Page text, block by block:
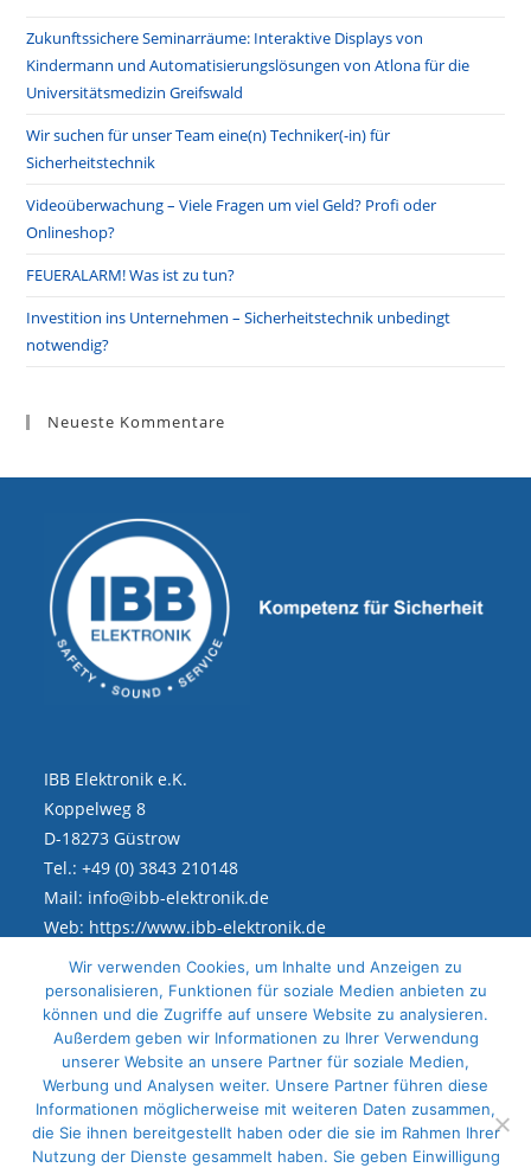
Zukunftssichere Seminarräume: Interaktive Displays von
Kindermann und Automatisierungslösungen von Atlona für die
Universitätsmedizin Greifswald
Wir suchen für unser Team eine(n) Techniker(-in) für
Sicherheitstechnik
Videoüberwachung – Viele Fragen um viel Geld? Profi oder
Onlineshop?
FEUERALARM! Was ist zu tun?
Investition ins Unternehmen – Sicherheitstechnik unbedingt
notwendig?
Neueste Kommentare
IBB Elektronik e.K.
Koppelweg 8
D-18273 Güstrow
Tel.: +49 (0) 3843 210148
Mail: info@ibb-elektronik.de
Web: https://www.ibb-elektronik.de
Rechtliches
Impressum
Datenschutz
Sitemap
Wir verwenden Cookies, um Inhalte und Anzeigen zu
personalisieren, Funktionen für soziale Medien anbieten zu
können und die Zugriffe auf unsere Website zu analysieren.
Außerdem geben wir Informationen zu Ihrer Verwendung
unserer Website an unsere Partner für soziale Medien,
Werbung und Analysen weiter. Unsere Partner führen diese
Informationen möglicherweise mit weiteren Daten zusammen,
die Sie ihnen bereitgestellt haben oder die sie im Rahmen Ihrer
Nutzung der Dienste gesammelt haben. Sie geben Einwilligung